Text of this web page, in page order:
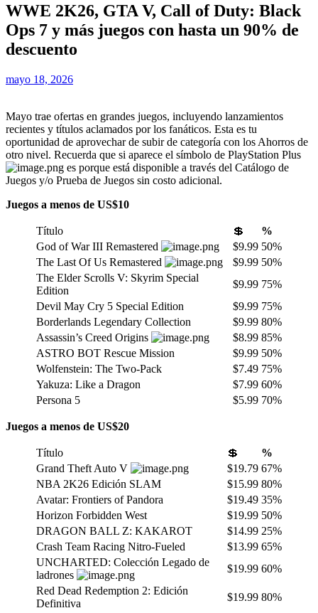
WWE 2K26, GTA V, Call of Duty: Black
Ops 7 y más juegos con hasta un 90% de
descuento
mayo 18, 2026
Mayo trae ofertas en grandes juegos, incluyendo lanzamientos
recientes y títulos aclamados por los fanáticos. Esta es tu
oportunidad de aprovechar de subir de categoría con los Ahorros de
otro nivel. Recuerda que si aparece el símbolo de PlayStation Plus
es porque está disponible a través del Catálogo de
Juegos y/o Prueba de Juegos sin costo adicional.
Juegos a menos de US$10
Título 💲
%
God of War III Remastered
$9.99 50%
The Last Of Us Remastered
$9.99 50%
The Elder Scrolls V: Skyrim Special
Edition
$9.99 75%
Devil May Cry 5 Special Edition
$9.99 75%
Borderlands Legendary Collection
$9.99 80%
Assassin’s Creed Origins
$8.99 85%
ASTRO BOT Rescue Mission
$9.99 50%
Wolfenstein: The Two-Pack
$7.49 75%
Yakuza: Like a Dragon
$7.99 60%
Persona 5
$5.99 70%
Juegos a menos de US$20
Título 💲
%
Grand Theft Auto V
$19.79 67%
NBA 2K26 Edición SLAM
$15.99 80%
Avatar: Frontiers of Pandora
$19.49 35%
Horizon Forbidden West
$19.99 50%
DRAGON BALL Z: KAKAROT
$14.99 25%
Crash Team Racing Nitro-Fueled
$13.99 65%
UNCHARTED: Colección Legado de
ladrones
$19.99 60%
Red Dead Redemption 2: Edición
Definitiva
$19.99 80%